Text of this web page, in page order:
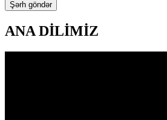
ANA DİLİMİZ